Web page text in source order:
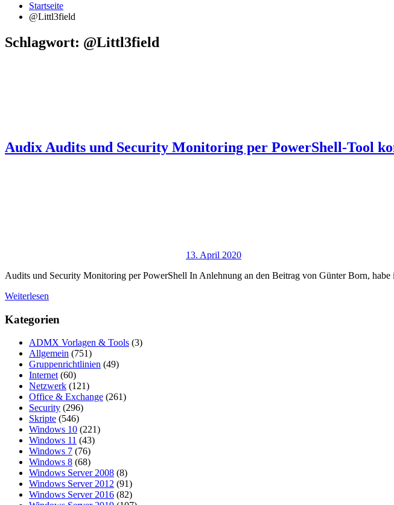
Startseite
@Littl3field
Schlagwort: @Littl3field
Audix Audits und Security Monitoring per PowerShell-Tool
13. April 2020
Audits und Security Monitoring per PowerShell In Anlehnung an den Beitrag von Günter Born,
Weiterlesen
Kategorien
ADMX Vorlagen & Tools (3)
Allgemein (751)
Gruppenrichtlinien (49)
Internet(60)
Netzwerk (121)
Office & Exchange (261)
Security (296)
Skripte (546)
Windows 10 (221)
Windows 11 (43)
Windows 7 (76)
Windows 8 (68)
Windows Server 2008 (8)
Windows Server 2012 (91)
Windows Server 2016 (82)